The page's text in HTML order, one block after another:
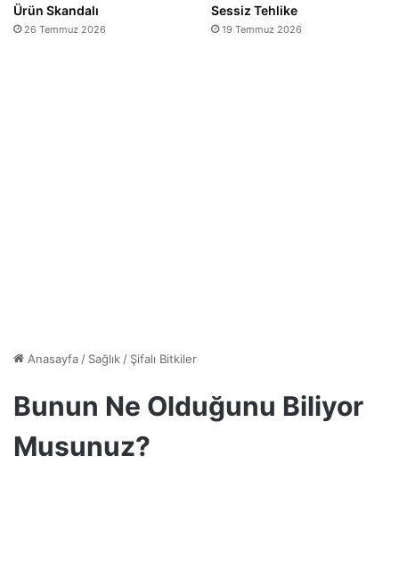
Ürün Skandalı
26 Temmuz 2026
Sessiz Tehlike
19 Temmuz 2026